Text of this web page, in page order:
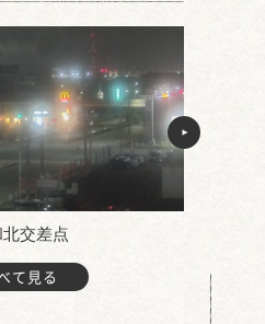
交差点
て見る